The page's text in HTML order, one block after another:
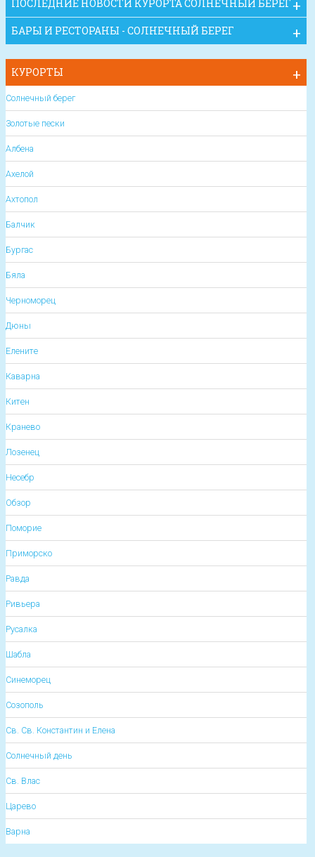
ПОСЛЕДНИЕ НОВОСТИ КУРОРТА СОЛНЕЧНЫЙ БЕРЕГ
БАРЫ И РЕСТОРАНЫ - СОЛНЕЧНЫЙ БЕРЕГ
КУРОРТЫ
Солнечный берег
Золотые пески
Албена
Ахелой
Ахтопол
Балчик
Бургас
Бяла
Черноморец
Дюны
Елените
Каварна
Китен
Кранево
Лозенец
Несебр
Обзор
Поморие
Приморско
Равда
Ривьера
Русалка
Шабла
Синеморец
Созополь
Св. Св. Константин и Елена
Солнечный день
Св. Влас
Царево
Варна